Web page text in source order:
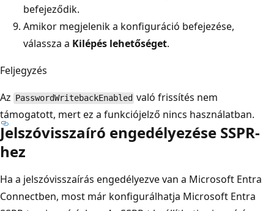
befejeződik.
Amikor megjelenik a konfiguráció befejezése,
válassza a Kilépés lehetőséget.
Feljegyzés
Az PasswordWritebackEnabled való frissítés nem
támogatott, mert ez a funkciójelző nincs használatban.
Jelszóvisszaíró engedélyezése SSPR-
hez
Ha a jelszóvisszaírás engedélyezve van a Microsoft Entra
Connectben, most már konfigurálhatja Microsoft Entra